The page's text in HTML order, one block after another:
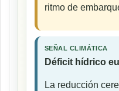
ritmo de
SEÑAL CLIMÁTICA
Déficit hídrico
La reducción